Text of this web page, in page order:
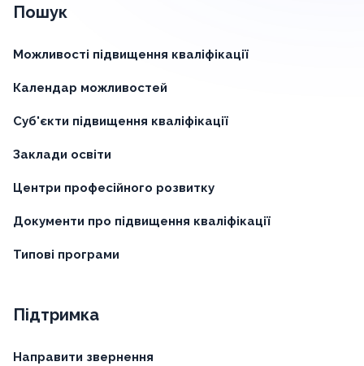
Пошук
Можливості підвищення кваліфікації
Календар можливостей
Суб'єкти підвищення кваліфікації
Заклади освіти
Центри професійного розвитку
Документи про підвищення кваліфікації
Типові програми
Підтримка
Направити звернення